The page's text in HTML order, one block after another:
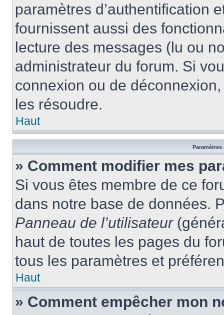
paramètres d’authentification
fournissent aussi des
lecture des messages (lu ou
administrateur du forum. Si
connexion ou de
les résoudre.
Haut
Paramètres
» Comment modifier mes
Si vous êtes membre de ce
dans notre base de données.
Panneau de l’utilisateur
haut de toutes les pages du
tous les paramètres et
Haut
» Comment empêcher mon